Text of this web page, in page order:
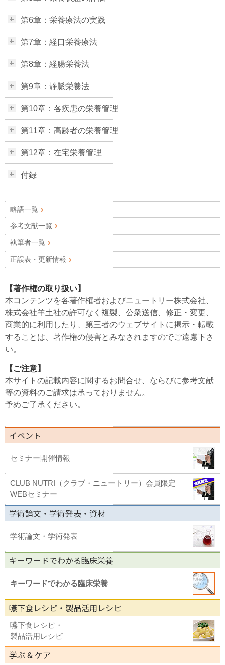
第6章：栄養療法の実践
第7章：経口栄養療法
第8章：経腸栄養法
第9章：静脈栄養法
第10章：各疾患の栄養管理
第11章：高齢者の栄養管理
第12章：在宅栄養管理
付録
略語一覧
参考文献一覧
執筆者一覧
正誤表・更新情報
【著作権の取り扱い】
本コンテンツを各著作権者およびニュートリー株式会社、
株式会社羊土社の許可なく複製、公衆送信、修正・変更、
商業的に利用したり、第三者のウェブサイトに掲示・転載
することは、著作権の侵害とみなされますのでご遠慮下さ
い。
【ご注意】
本サイトの記載内容に関するお問合せ、ならびに参考文献
等の資料のご請求は承っておりません。
予めご了承ください。
イベント
セミナー開催情報
CLUB NUTRI（クラブ・ニュートリー）会員限定
WEBセミナー
学術論文・学術発表・資材
学術論文・学術発表
キーワードでわかる臨床栄養
キーワードでわかる臨床栄養
嚥下食レシピ・製品活用レシピ
嚥下食レシピ・
製品活用レシピ
学ぶ & ケア